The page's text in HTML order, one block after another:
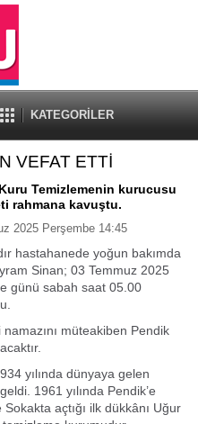
KATEGORİLER
VEFAT ETTİ
Temizlemenin kurucusu
rahmana kavuştu.
2025 Perşembe 14:45
hastahanede yoğun bakımda
Sinan; 03 Temmuz 2025
günü sabah saat 05.00
müteakiben Pendik
yılında dünyaya gelen
1961 yılında Pendik’e
açtığı ilk dükkânı Uğur